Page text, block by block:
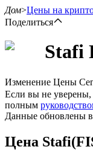
Дом>Цены на
Поделиться
Stafi
Изменение Цены
Если вы не уверены,
полным
Данные обновлены
Цена